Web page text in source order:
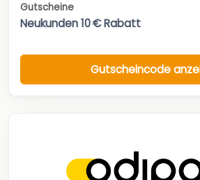
Gutscheine
Neukunden 10 € Rabatt
Gutscheincode